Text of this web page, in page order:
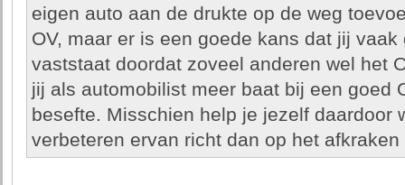
eigen auto aan de drukte op de weg
OV, maar er is een goede kans dat jij
vaststaat doordat zoveel anderen wel het
jij als automobilist meer baat bij een goed
besefte. Misschien help je jezelf daardoor
verbeteren ervan richt dan op het afkraken